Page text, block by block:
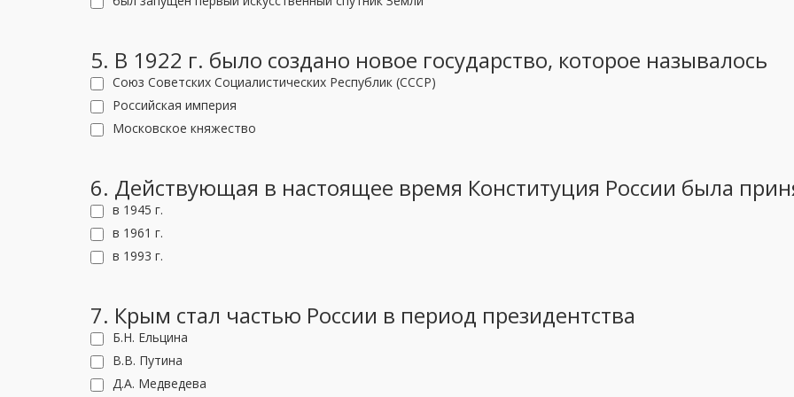
5. В 1922 г. было создано новое государство, которое называлось
Союз Советских Социалистических Республик (СССР)
Российская империя
Московское княжество
6. Действующая в настоящее время Конституция России была
в 1945 г.
в 1961 г.
в 1993 г.
7. Крым стал частью России в период президентства
Б.Н. Ельцина
В.В. Путина
Д.А. Медведева